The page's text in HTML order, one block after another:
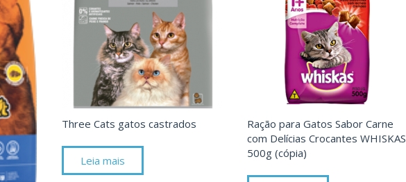
Three Cats gatos castrados
Leia mais
Ração para Gatos Sabor Carne
com Delícias Crocantes WHISKAS
500g (cópia)